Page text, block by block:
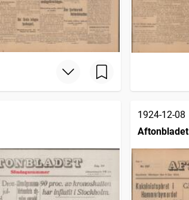
1924-12-08
Aftonbladet